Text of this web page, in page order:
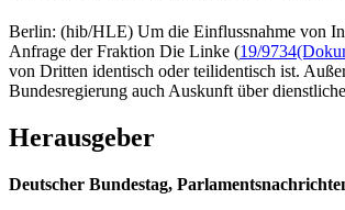
Berlin: (hib/HLE) Um die Einflussnahme von
Anfrage der Fraktion Die Linke (19/9734
von Dritten identisch oder teilidentisch ist.
Bundesregierung auch Auskunft über
Herausgeber
Deutscher Bundestag,